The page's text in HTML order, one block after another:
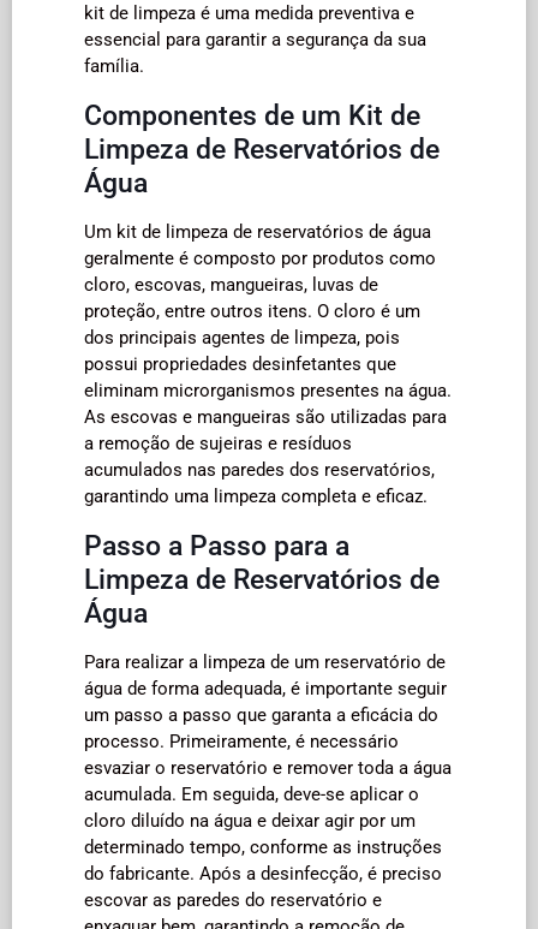
kit de limpeza é uma medida preventiva e
essencial para garantir a segurança da sua
família.
Componentes de um Kit de
Limpeza de Reservatórios de
Água
Um kit de limpeza de reservatórios de água
geralmente é composto por produtos como
cloro, escovas, mangueiras, luvas de
proteção, entre outros itens. O cloro é um
dos principais agentes de limpeza, pois
possui propriedades desinfetantes que
eliminam microrganismos presentes na água.
As escovas e mangueiras são utilizadas para
a remoção de sujeiras e resíduos
acumulados nas paredes dos reservatórios,
garantindo uma limpeza completa e eficaz.
Passo a Passo para a
Limpeza de Reservatórios de
Água
Para realizar a limpeza de um reservatório de
água de forma adequada, é importante seguir
um passo a passo que garanta a eficácia do
processo. Primeiramente, é necessário
esvaziar o reservatório e remover toda a água
acumulada. Em seguida, deve-se aplicar o
cloro diluído na água e deixar agir por um
determinado tempo, conforme as instruções
do fabricante. Após a desinfecção, é preciso
escovar as paredes do reservatório e